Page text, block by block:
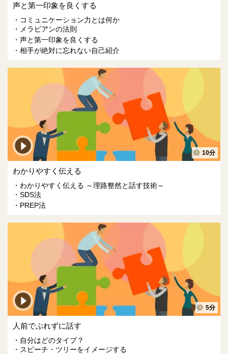
声と第一印象を良くする
コミュニケーション力とは何か
メラビアンの法則
声と第一印象を良くする
相手が絶対に忘れない自己紹介
10分
わかりやすく伝える
わかりやすく伝える ～理路整然と話す技術～
SDS法
PREP法
5分
人前でぶれずに話す
自分はどのタイプ？
スピーチ・ツリーをイメージする